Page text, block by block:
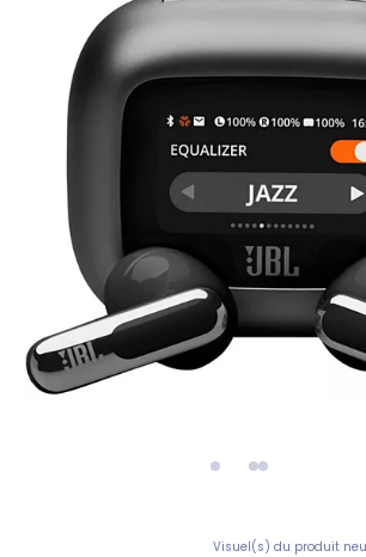
Visuel(s) du produit